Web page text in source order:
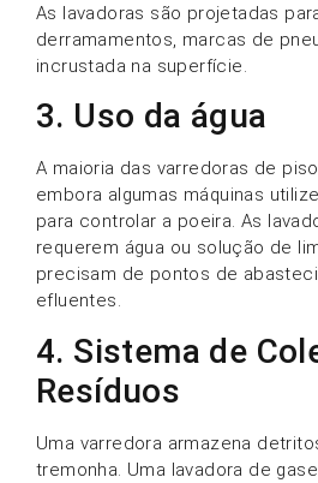
As lavadoras são projetadas
derramamentos, marcas de
incrustada na superfície.
3. Uso da água
A maioria das varredoras de
embora algumas máquinas
para controlar a poeira. As
requerem água ou solução de
precisam de pontos de
efluentes.
4. Sistema de
Resíduos
Uma varredora armazena
tremonha. Uma lavadora de